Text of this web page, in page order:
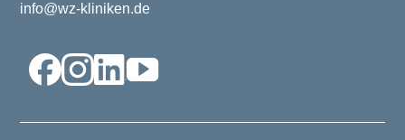
info@wz-kliniken.de